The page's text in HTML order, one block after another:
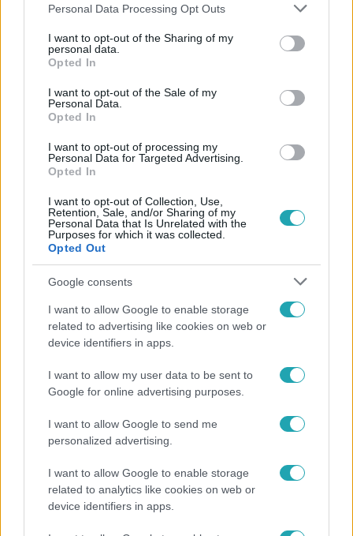
Please note that this website/app uses one or more Google
not limited to your visit or usage behaviour. You may click to
grant or deny consent to Google and its third-party tags to
use your data for below specified purposes in below Google
consent section.
Personal Data Processing Opt Outs
I want to opt-out of the Sharing of my
personal data.
Opted In
I want to opt-out of the Sale of my
Personal Data.
Opted In
I want to opt-out of processing my
Personal Data for Targeted Advertising.
Opted In
I want to opt-out of Collection, Use,
Retention, Sale, and/or Sharing of my
Personal Data that Is Unrelated with the
Purposes for which it was collected.
Opted Out
Google consents
I want to allow Google to enable storage
related to advertising like cookies on web or
device identifiers in apps.
I want to allow my user data to be sent to
Google for online advertising purposes.
I want to allow Google to send me
personalized advertising.
I want to allow Google to enable storage
related to analytics like cookies on web or
device identifiers in apps.
REGGELI #VIDEÓ
Z GENERÁCIÓ # MUNKA
Népszerű
Belföld
Generációk együtt éneklik Bródy János legendás